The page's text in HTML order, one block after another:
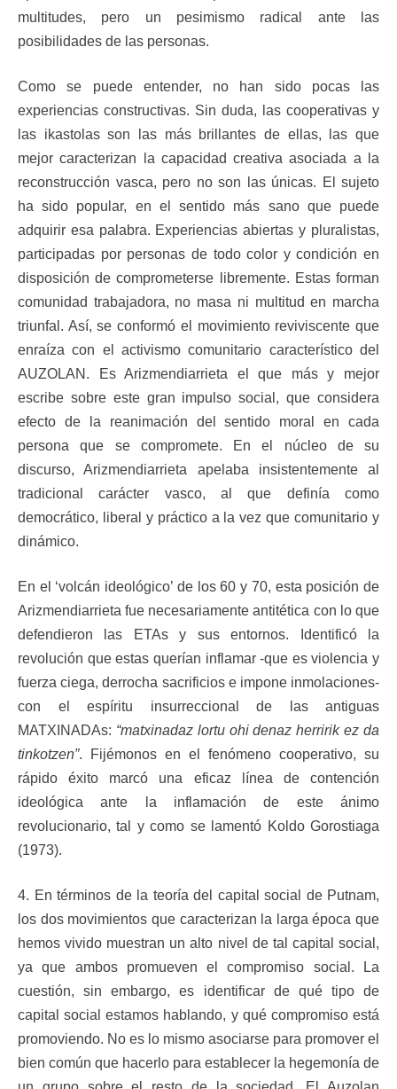
multitudes, pero un pesimismo radical ante las
posibilidades de las personas.
Como se puede entender, no han sido pocas las
experiencias constructivas. Sin duda, las cooperativas y
las ikastolas son las más brillantes de ellas, las que
mejor caracterizan la capacidad creativa asociada a la
reconstrucción vasca, pero no son las únicas. El sujeto
ha sido popular, en el sentido más sano que puede
adquirir esa palabra. Experiencias abiertas y pluralistas,
participadas por personas de todo color y condición en
disposición de comprometerse libremente. Estas forman
comunidad trabajadora, no masa ni multitud en marcha
triunfal. Así, se conformó el movimiento reviviscente que
enraíza con el activismo comunitario característico del
AUZOLAN. Es Arizmendiarrieta el que más y mejor
escribe sobre este gran impulso social, que considera
efecto de la reanimación del sentido moral en cada
persona que se compromete. En el núcleo de su
discurso, Arizmendiarrieta apelaba insistentemente al
tradicional carácter vasco, al que definía como
democrático, liberal y práctico a la vez que comunitario y
dinámico.
En el ‘volcán ideológico’ de los 60 y 70, esta posición de
Arizmendiarrieta fue necesariamente antitética con lo que
defendieron las ETAs y sus entornos. Identificó la
revolución que estas querían inflamar -que es violencia y
fuerza ciega, derrocha sacrificios e impone inmolaciones-
con el espíritu insurreccional de las antiguas
MATXINADAs: “matxinadaz lortu ohi denaz herririk ez da
tinkotzen”. Fijémonos en el fenómeno cooperativo, su
rápido éxito marcó una eficaz línea de contención
ideológica ante la inflamación de este ánimo
revolucionario, tal y como se lamentó Koldo Gorostiaga
(1973).
4. En términos de la teoría del capital social de Putnam,
los dos movimientos que caracterizan la larga época que
hemos vivido muestran un alto nivel de tal capital social,
ya que ambos promueven el compromiso social. La
cuestión, sin embargo, es identificar de qué tipo de
capital social estamos hablando, y qué compromiso está
promoviendo. No es lo mismo asociarse para promover el
bien común que hacerlo para establecer la hegemonía de